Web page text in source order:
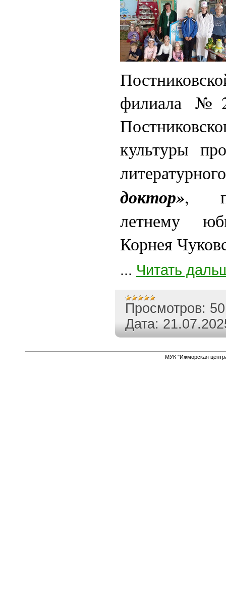
филиала
культуры
доктор»,
летнему
Корнея
... Читать
Просмотров: 50
Дата:
МУК "Ижморская